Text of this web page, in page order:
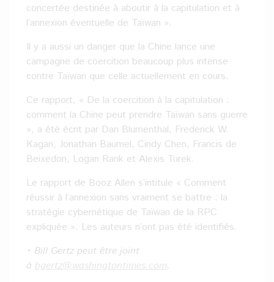
concertée destinée à aboutir à la capitulation et à
l’annexion éventuelle de Taïwan ».
Il y a aussi un danger que la Chine lance une
campagne de coercition beaucoup plus intense
contre Taïwan que celle actuellement en cours.
Ce rapport, « De la coercition à la capitulation :
comment la Chine peut prendre Taïwan sans guerre
», a été écrit par Dan Blumenthal, Frederick W.
Kagan, Jonathan Baumel, Cindy Chen, Francis de
Beixedon, Logan Rank et Alexis Turek.
Le rapport de Booz Allen s’intitule « Comment
réussir à l’annexion sans vraiment se battre : la
stratégie cybernétique de Taïwan de la RPC
expliquée ». Les auteurs n’ont pas été identifiés.
• Bill Gertz peut être joint
à bgertz@washingtontimes.com.